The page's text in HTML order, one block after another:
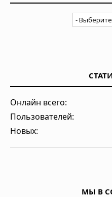
Онлайн всего:
Пользователей:
Новых:
МЫ В